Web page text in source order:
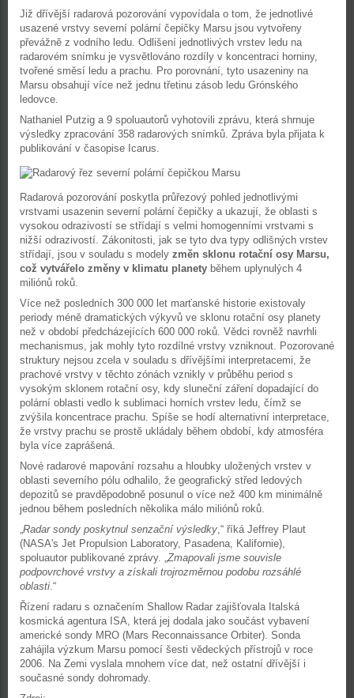
Již dřívější radarová pozorování vypovídala o tom, že jednotlivé
usazené vrstvy severní polární čepičky Marsu jsou vytvořeny
převážně z vodního ledu. Odlišení jednotlivých vrstev ledu na
radarovém snímku je vysvětlováno rozdíly v koncentraci horniny,
tvořené směsí ledu a prachu. Pro porovnání, tyto usazeniny na
Marsu obsahují více než jednu třetinu zásob ledu Grónského
ledovce.
Nathaniel Putzig a 9 spoluautorů vyhotovili zprávu, která shrnuje
výsledky zpracování 358 radarových snímků. Zpráva byla přijata k
publikování v časopise Icarus.
Radarová pozorování poskytla průřezový pohled jednotlivými
vrstvami usazenin severní polární čepičky a ukazují, že oblasti s
vysokou odrazivostí se střídají s velmi homogenními vrstvami s
nižší odrazivostí. Zákonitosti, jak se tyto dva typy odlišných vrstev
střídají, jsou v souladu s modely změn sklonu rotační osy Marsu,
což vytvářelo změny v klimatu planety během uplynulých 4
miliónů roků.
Více než posledních 300 000 let marťanské historie existovaly
periody méně dramatických výkyvů ve sklonu rotační osy planety
než v období předcházejících 600 000 roků. Vědci rovněž navrhli
mechanismus, jak mohly tyto rozdílné vrstvy vzniknout. Pozorované
struktury nejsou zcela v souladu s dřívějšími interpretacemi, že
prachové vrstvy v těchto zónách vznikly v průběhu period s
vysokým sklonem rotační osy, kdy sluneční záření dopadající do
polární oblasti vedlo k sublimaci horních vrstev ledu, čímž se
zvýšila koncentrace prachu. Spíše se hodí alternativní interpretace,
že vrstvy prachu se prostě ukládaly během období, kdy atmosféra
byla více zaprášená.
Nové radarové mapování rozsahu a hloubky uložených vrstev v
oblasti severního pólu odhalilo, že geografický střed ledových
depozitů se pravděpodobně posunul o více než 400 km minimálně
jednou během posledních několika málo miliónů roků.
„Radar sondy poskytnul senzační výsledky,“ říká Jeffrey Plaut
(NASA's Jet Propulsion Laboratory, Pasadena, Kalifornie),
spoluautor publikované zprávy. „Zmapovali jsme souvisle
podpovrchové vrstvy a získali trojrozměrnou podobu rozsáhlé
oblasti.“
Řízení radaru s označením Shallow Radar zajišťovala Italská
kosmická agentura ISA, která jej dodala jako součást vybavení
americké sondy MRO (Mars Reconnaissance Orbiter). Sonda
zahájila výzkum Marsu pomocí šesti vědeckých přístrojů v roce
2006. Na Zemi vyslala mnohem více dat, než ostatní dřívější i
současné sondy dohromady.